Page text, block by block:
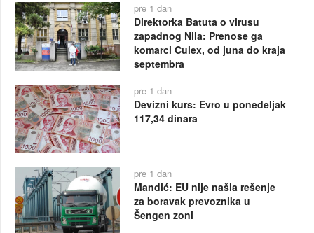
pre 1 dan
Direktorka Batuta o virusu
zapadnog Nila: Prenose ga
komarci Culex, od juna do kraja
septembra
pre 1 dan
Devizni kurs: Evro u ponedeljak
117,34 dinara
pre 1 dan
Mandić: EU nije našla rešenje
za boravak prevoznika u
Šengen zoni